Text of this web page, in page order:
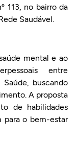
113, no bairro da
Saudável.
mental e ao
entre
Saúde, buscando
A proposta
de habilidades
para o bem-estar